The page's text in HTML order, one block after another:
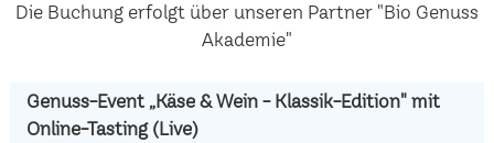
Die Buchung erfolgt über unseren Partner "Bio Genuss
Akademie"
Genuss-Event „Käse & Wein - Klassik-Edition" mit
Online-Tasting (Live)